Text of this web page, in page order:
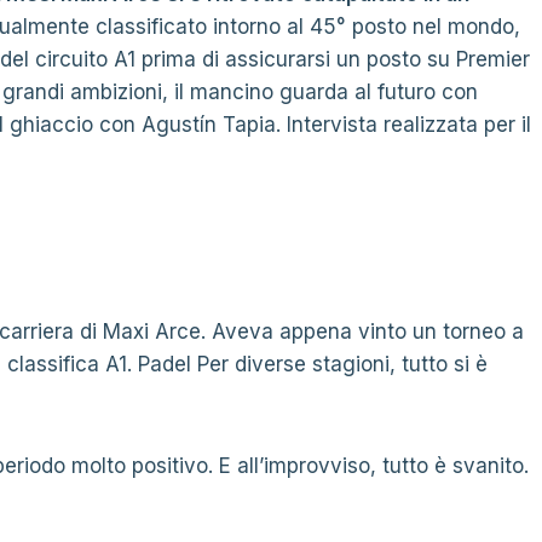
classificato intorno al 45° posto nel mondo,
circuito A1 prima di assicurarsi un posto su Premier
ambizioni, il mancino guarda al futuro con
con Agustín Tapia. Intervista realizzata per il
di Maxi Arce. Aveva appena vinto un torneo a
A1. Padel Per diverse stagioni, tutto si è
molto positivo. E all’improvviso, tutto è svanito.